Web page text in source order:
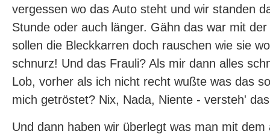
vergessen wo das Auto steht und wir standen
Stunde oder auch länger. Gähn das war mit
sollen die Bleckkarren doch rauschen wie sie
schnurz! Und das Frauli? Als mir dann alles
Lob, vorher als ich nicht recht wußte was das
mich getröstet? Nix, Nada, Niente - versteh'
Und dann haben wir überlegt was man mit dem